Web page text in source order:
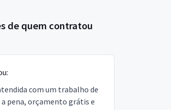
de quem contratou
com um trabalho de
a pena, orçamento grátis e